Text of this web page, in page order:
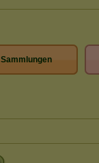
Sammlungen